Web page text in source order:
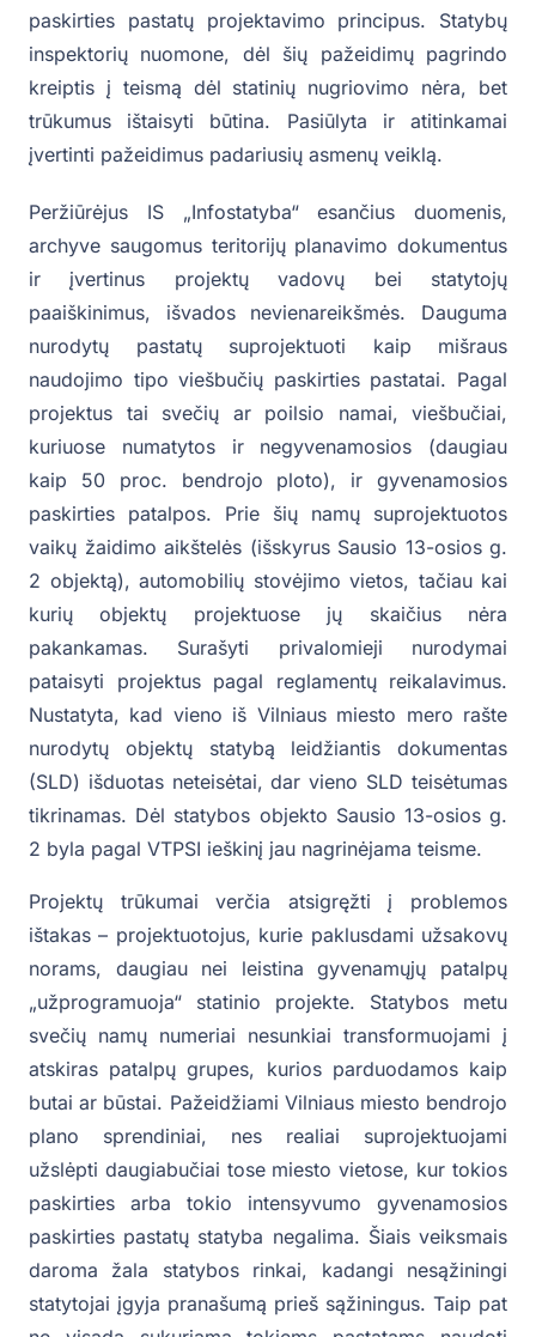
paskirties pastatų projektavimo principus. Statybų
inspektorių nuomone, dėl šių pažeidimų pagrindo
kreiptis į teismą dėl statinių nugriovimo nėra, bet
trūkumus ištaisyti būtina. Pasiūlyta ir atitinkamai
įvertinti pažeidimus padariusių asmenų veiklą.
Peržiūrėjus IS „Infostatyba“ esančius duomenis,
archyve saugomus teritorijų planavimo dokumentus
ir įvertinus projektų vadovų bei statytojų
paaiškinimus, išvados nevienareikšmės. Dauguma
nurodytų pastatų suprojektuoti kaip mišraus
naudojimo tipo viešbučių paskirties pastatai. Pagal
projektus tai svečių ar poilsio namai, viešbučiai,
kuriuose numatytos ir negyvenamosios (daugiau
kaip 50 proc. bendrojo ploto), ir gyvenamosios
paskirties patalpos. Prie šių namų suprojektuotos
vaikų žaidimo aikštelės (išskyrus Sausio 13-osios g.
2 objektą), automobilių stovėjimo vietos, tačiau kai
kurių objektų projektuose jų skaičius nėra
pakankamas. Surašyti privalomieji nurodymai
pataisyti projektus pagal reglamentų reikalavimus.
Nustatyta, kad vieno iš Vilniaus miesto mero rašte
nurodytų objektų statybą leidžiantis dokumentas
(SLD) išduotas neteisėtai, dar vieno SLD teisėtumas
tikrinamas. Dėl statybos objekto Sausio 13-osios g.
2 byla pagal VTPSI ieškinį jau nagrinėjama teisme.
Projektų trūkumai verčia atsigręžti į problemos
ištakas – projektuotojus, kurie paklusdami užsakovų
norams, daugiau nei leistina gyvenamųjų patalpų
„užprogramuoja“ statinio projekte. Statybos metu
svečių namų numeriai nesunkiai transformuojami į
atskiras patalpų grupes, kurios parduodamos kaip
butai ar būstai. Pažeidžiami Vilniaus miesto bendrojo
plano sprendiniai, nes realiai suprojektuojami
užslėpti daugiabučiai tose miesto vietose, kur tokios
paskirties arba tokio intensyvumo gyvenamosios
paskirties pastatų statyba negalima. Šiais veiksmais
daroma žala statybos rinkai, kadangi nesąžiningi
statytojai įgyja pranašumą prieš sąžiningus. Taip pat